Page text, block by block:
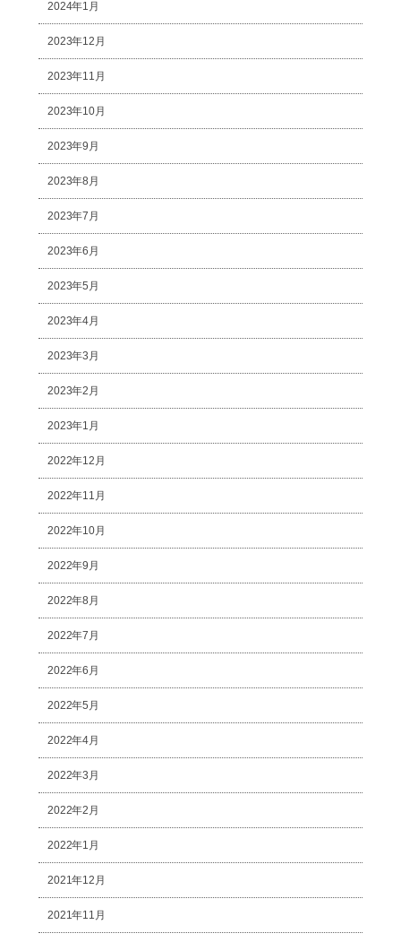
2024年1月
2023年12月
2023年11月
2023年10月
2023年9月
2023年8月
2023年7月
2023年6月
2023年5月
2023年4月
2023年3月
2023年2月
2023年1月
2022年12月
2022年11月
2022年10月
2022年9月
2022年8月
2022年7月
2022年6月
2022年5月
2022年4月
2022年3月
2022年2月
2022年1月
2021年12月
2021年11月